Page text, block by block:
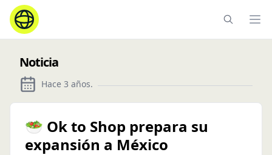
Noticia
Hace 3 años.
🥗 Ok to Shop prepara su
expansión a México